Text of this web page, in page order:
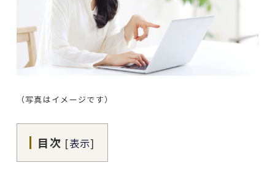
（写真はイメージです）
目次 [表示]